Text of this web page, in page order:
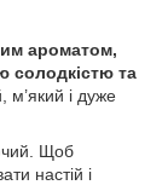
ароматом,
солодкістю та
м’який і дуже
Щоб
настій і